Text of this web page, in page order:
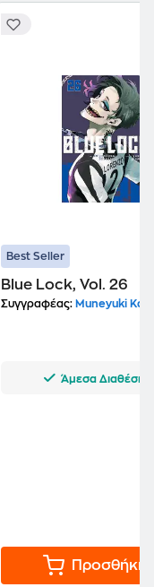
Best Seller
Blue Lock, Vol. 26
Συγγραφέας: Muneyuki
Άμεσα Διαθέσιμο
Προσθήκη